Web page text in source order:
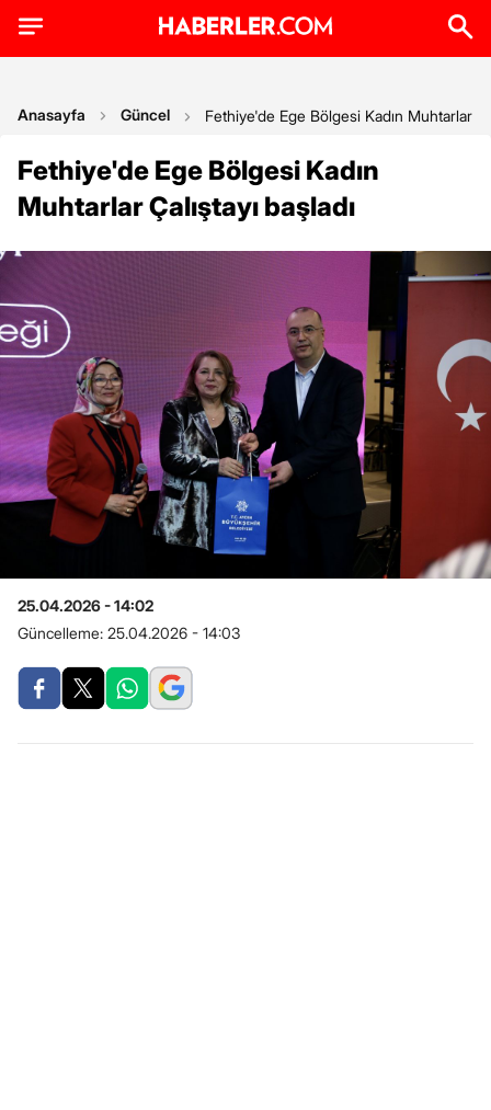
Anasayfa Güncel Fethiye'de Ege Bölgesi Kadın Muhtarlar
Fethiye'de Ege Bölgesi Kadın
Muhtarlar Çalıştayı başladı
25.04.2026 - 14:02
Güncelleme: 25.04.2026 - 14:03